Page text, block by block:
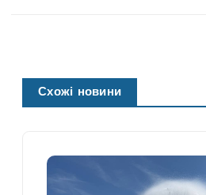
Схожі новини